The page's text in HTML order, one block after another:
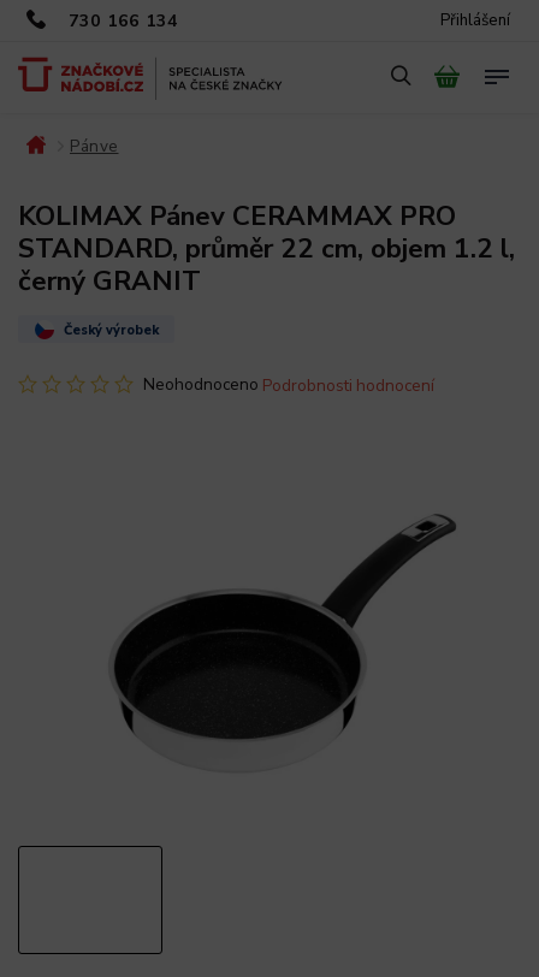
730 166 134 Přihlášení
Pánve
KOLIMAX Pánev CERAMMAX PRO
STANDARD, průměr 22 cm, objem 1.2 l,
černý GRANIT
Český výrobek
Neohodnoceno Podrobnosti hodnocení